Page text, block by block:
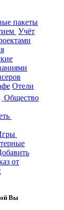
пакеты
Учёт
Отели
Общество
от
Вы